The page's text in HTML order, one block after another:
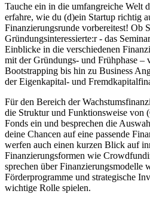
Tauche ein in die umfangreiche Welt
erfahre, wie du (d)ein Startup richtig
Finanzierungsrunde vorbereitest! Ob
Gründungsinteressierte:r - das
Einblicke in die verschiedenen
mit der Gründungs- und Frühphase –
Bootstrapping bis hin zu Business
der Eigenkapital- und
Für den Bereich der
die Struktur und Funktionsweise von
Fonds ein und besprechen die
deine Chancen auf eine passende
werfen auch einen kurzen Blick auf
Finanzierungsformen wie
sprechen über Finanzierungsmodelle
Förderprogramme und strategische
wichtige Rolle spielen.